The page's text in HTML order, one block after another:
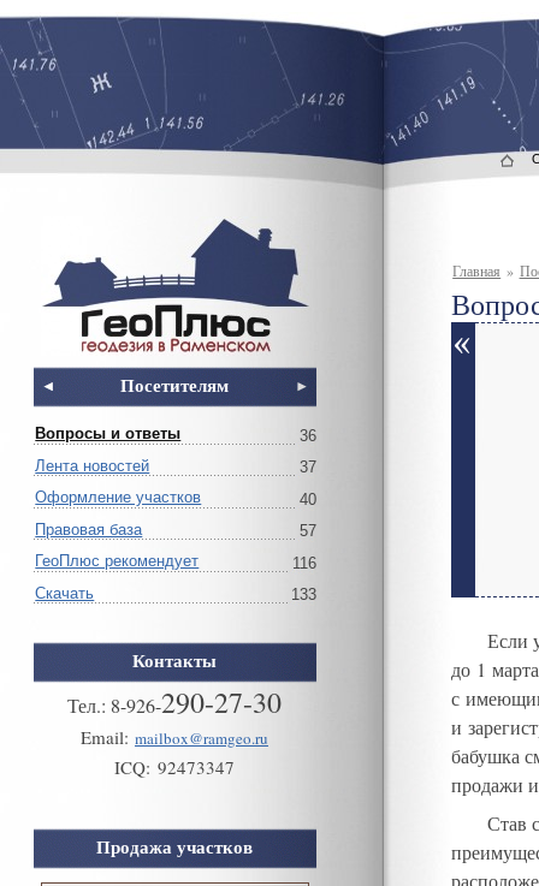
Посетителям
Вопросы и ответы
36
Лента новостей
37
Оформление участков
40
Правовая база
57
ГеоПлюс рекомендует
116
Скачать
133
Контакты
Тел.: 8-926-290-27-30
Email: mailbox@ramgeo.ru
ICQ: 92473347
Продажа участков
Главная »
Если
до 1
с
и
бабушка
продажи
Став